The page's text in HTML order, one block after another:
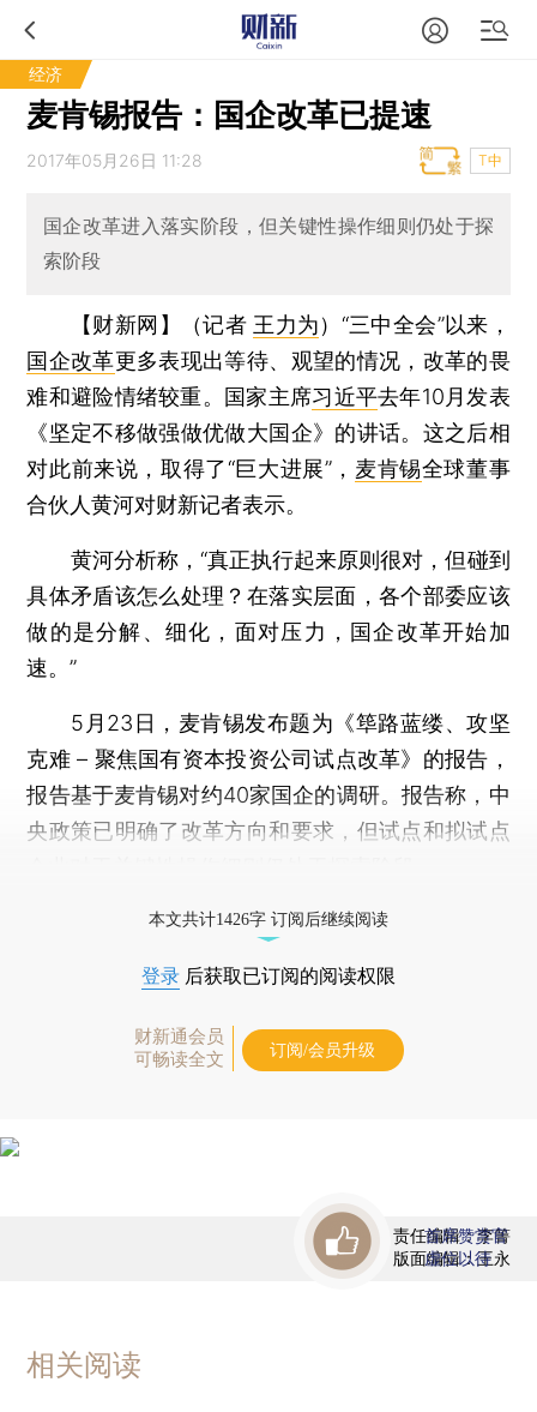
经济
麦肯锡报告：国企改革已提速
2017年05月26日 11:28 T中
国企改革进入落实阶段，但关键性操作细则仍处于探
索阶段
【财新网】（记者 王力为） “三中全会”以来，
国企改革更多表现出等待、观望的情况，改革的畏
难和避险情绪较重。国家主席习近平去年10月发表
《坚定不移做强做优做大国企》的讲话。这之后相
对此前来说，取得了“巨大进展”， 麦肯锡全球董事
合伙人黄河对财新记者表示。
黄河分析称，“真正执行起来原则很对，但碰到
具体矛盾该怎么处理？在落实层面，各个部委应该
做的是分解、细化，面对压力，国企改革开始加
速。”
5月23日，麦肯锡发布题为《筚路蓝缕、攻坚
克难 – 聚焦国有资本投资公司试点改革》的报告，
报告基于麦肯锡对约40家国企的调研。报告称，中
央政策已明确了改革方向和要求，但试点和拟试点
本文共计1426字 订阅后继续阅读
登录 后获取已订阅的阅读权限
财新通会员
可畅读全文
订阅/会员升级
责任编辑：李箐
版面编辑：王永
首席赞赏官
虚位以待
相关阅读